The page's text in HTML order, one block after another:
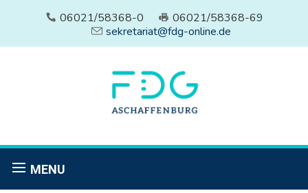
06021/58368-0
06021/58368-69
sekretariat@fdg-online.de
MENU